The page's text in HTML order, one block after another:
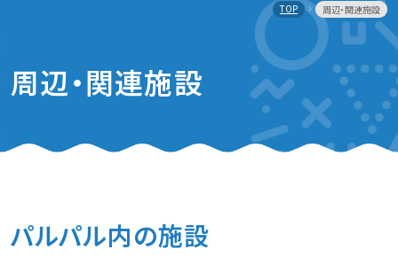
TOP 周辺・関連施設
周辺・関連施設
パルパル内の施設